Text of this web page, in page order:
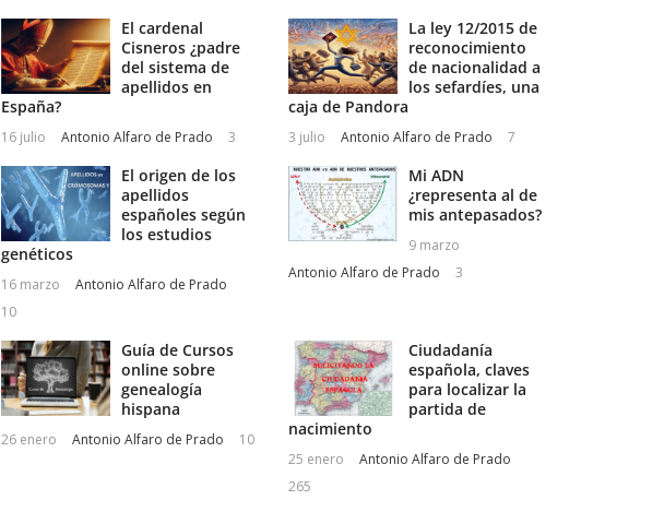
El cardenal
Cisneros ¿padre
del sistema de
apellidos en
España?
16 julio Antonio Alfaro de Prado 3
La ley 12/2015 de
reconocimiento
de nacionalidad a
los sefardíes, una
caja de Pandora
3 julio Antonio Alfaro de Prado 7
El origen de los
apellidos
españoles según
los estudios
genéticos
16 marzo
Antonio Alfaro de Prado
10
Mi ADN
¿representa al de
mis antepasados?
9 marzo
Antonio Alfaro de Prado
3
Guía de Cursos
online sobre
genealogía
hispana
26 enero Antonio Alfaro de Prado 10
Ciudadanía
española, claves
para localizar la
partida de
nacimiento
25 enero
Antonio Alfaro de Prado
265